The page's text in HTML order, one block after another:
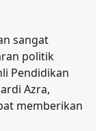
sangat
politik
Pendidikan
Azra,
memberikan